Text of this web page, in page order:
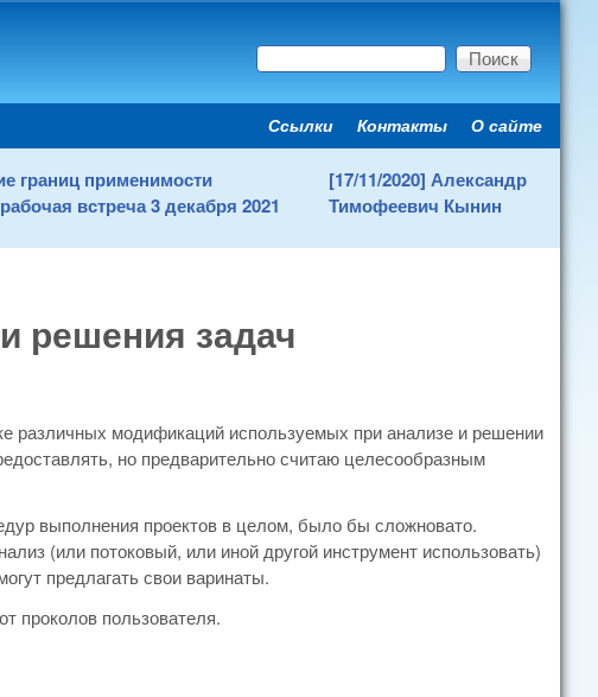
Форма поиска
Поиск
Secondary menu
Ссылки Контакты О сайте
границ применимости
встреча 3 декабря 2021
[17/11/2020] Александр
Тимофеевич Кынин
решения задач
различных модификаций используемых при анализе и решении
но предварительно считаю целесообразным
выполнения проектов в целом, было бы сложновато.
(или потоковый, или иной другой инструмент использовать)
предлагать свои варинаты.
проколов пользователя.